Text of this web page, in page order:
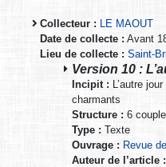
Collecteur : LE MAOUT
Date de collecte : Avant
Lieu de collecte : Saint-
Version 10 :
Incipit : L’autre
charmants
Structure : 6
Type : Texte
Ouvrage : Revue
Auteur de l’article :